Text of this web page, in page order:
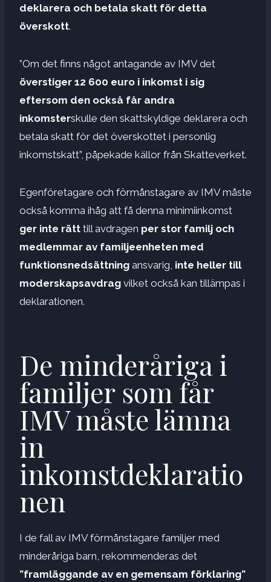
deklarera och betala skatt för detta
överskott.
”Om det finns något antagande av IMV det
överstiger 12 600 euro i inkomst i sig
eftersom den också får andra
inkomsterskulle den skattskyldige deklarera och
betala skatt för det överskottet i personlig
inkomstskatt”, påpekade källor från Skatteverket.
Egenföretagare och förmånstagare av IMV måste
också komma ihåg att få denna minimiinkomst
ger inte rätt till avdragen per stor familj och
medlemmar av familjeenheten med
funktionsnedsättning ansvarig, inte heller till
moderskapsavdrag vilket också kan tillämpas i
deklarationen.
De minderåriga i
familjer som får
IMV måste lämna
in
inkomstdeklaratio
nen
I de fall av IMV förmånstagare familjer med
minderåriga barn, rekommenderas det
”framläggande av en gemensam förklaring”